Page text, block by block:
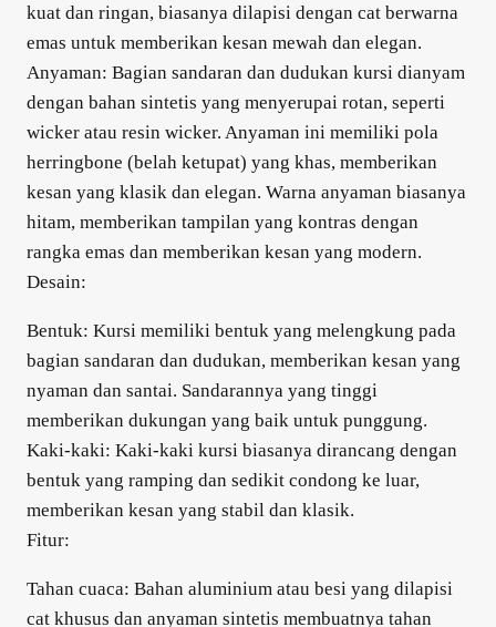
kuat dan ringan, biasanya dilapisi dengan cat berwarna
emas untuk memberikan kesan mewah dan elegan.
Anyaman: Bagian sandaran dan dudukan kursi dianyam
dengan bahan sintetis yang menyerupai rotan, seperti
wicker atau resin wicker. Anyaman ini memiliki pola
herringbone (belah ketupat) yang khas, memberikan
kesan yang klasik dan elegan. Warna anyaman biasanya
hitam, memberikan tampilan yang kontras dengan
rangka emas dan memberikan kesan yang modern.
Desain:
Bentuk: Kursi memiliki bentuk yang melengkung pada
bagian sandaran dan dudukan, memberikan kesan yang
nyaman dan santai. Sandarannya yang tinggi
memberikan dukungan yang baik untuk punggung.
Kaki-kaki: Kaki-kaki kursi biasanya dirancang dengan
bentuk yang ramping dan sedikit condong ke luar,
memberikan kesan yang stabil dan klasik.
Fitur:
Tahan cuaca: Bahan aluminium atau besi yang dilapisi
cat khusus dan anyaman sintetis membuatnya tahan